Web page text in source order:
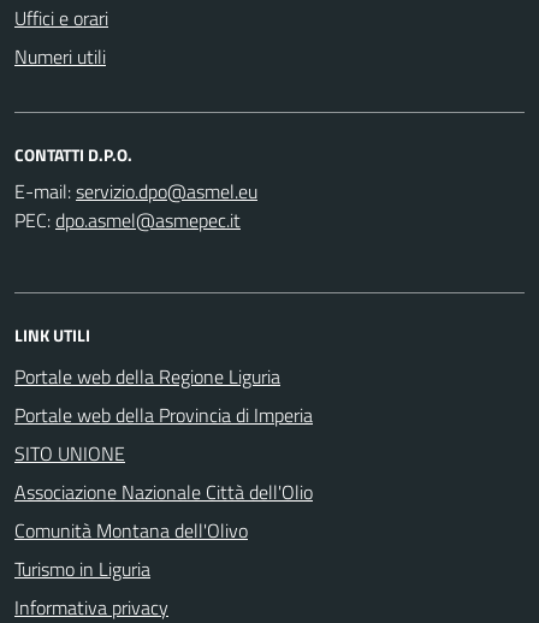
Uffici e orari
Numeri utili
CONTATTI D.P.O.
E-mail:
PEC:
LINK UTILI
Portale web della Regione Liguria
Portale web della Provincia di Imperia
SITO UNIONE
Associazione Nazionale Città dell'Olio
Comunità Montana dell'Olivo
Turismo in Liguria
Informativa privacy